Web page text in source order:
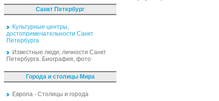
Санкт Петербург
Культурные центры,
достопримечательности Санкт
Петербурга
Известные люди, личности Санкт
Петербурга. Биография, фото
Города и столицы Мира
Европа - Столицы и города